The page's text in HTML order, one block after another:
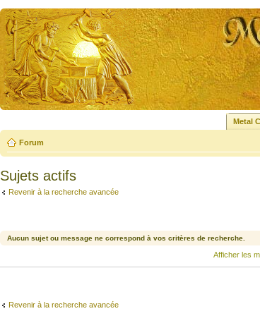
Metal
Forum
Sujets actifs
Revenir à la recherche avancée
Aucun sujet ou message ne correspond à vos critères de recherche.
Afficher les
Revenir à la recherche avancée